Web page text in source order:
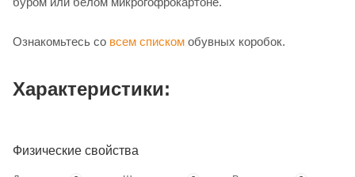
Ознакомьтесь со всем списком обувных коробок.
Характеристики:
Физические свойства